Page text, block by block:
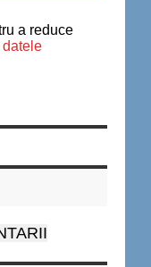
a reduce
datele